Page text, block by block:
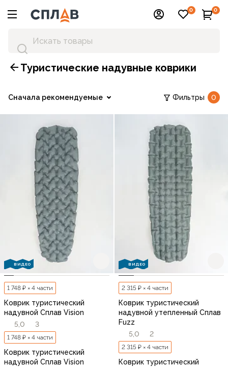
0 0
Туристические надувные коврики
Сначала рекомендуемые Фильтры 0
ВИДЕО
1 748 ₽ × 4 части
Коврик туристический
надувной Сплав Vision
5,0
3
1 748 ₽ × 4 части
Коврик туристический
надувной Сплав Vision
ВИДЕО
2 315 ₽ × 4 части
Коврик туристический
надувной утепленный Сплав
Fuzz
5,0
2
2 315 ₽ × 4 части
Коврик туристический